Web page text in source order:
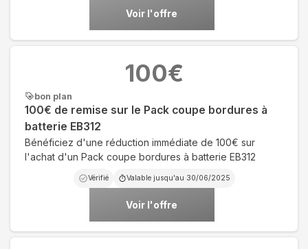
Voir l'offre
bon plan
100€ de remise sur le Pack coupe bordures à
batterie EB312
Bénéficiez d'une réduction immédiate de 100€ sur
l'achat d'un Pack coupe bordures à batterie EB312
Vérifié Valable jusqu'au 30/06/2025
Voir l'offre
100€